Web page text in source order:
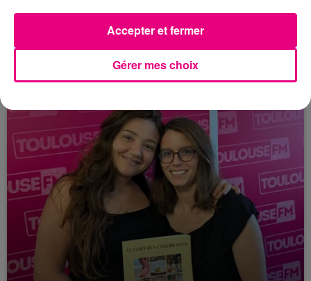
reporté au premier semestre 2027
Gérer mes choix
Accepter et fermer